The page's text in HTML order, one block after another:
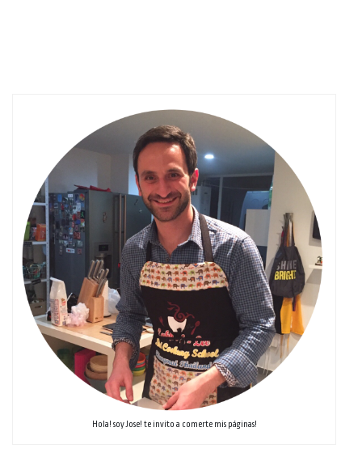
Hola! soy Jose! te invito a comerte mis páginas!